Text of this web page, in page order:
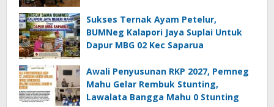
Sukses Ternak Ayam Petelur,
BUMNeg Kalapori Jaya Suplai Untuk
Dapur MBG 02 Kec Saparua
Awali Penyusunan RKP 2027, Pemneg
Mahu Gelar Rembuk Stunting,
Lawalata Bangga Mahu 0 Stunting